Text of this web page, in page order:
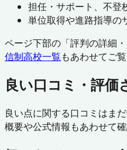
担任・サポート、不登
単位取得や進路指導の
ページ下部の「評判の詳細・
信制高校一覧もあわせてご覧
良い口コミ・評価
良い点に関する口コミはま
概要や公式情報もあわせて確